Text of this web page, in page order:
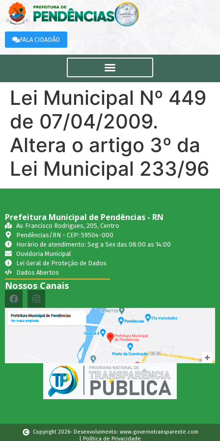
FALA CIDADÃO
Lei Municipal Nº 449
de 07/04/2009.
Altera o artigo 3º da
Lei Municipal 233/96
Prefeitura Municipal de Pendências - RN
Av. Francisco Rodrigues, 205, Centro
Pendências/RN - CEP: 59504-000
Horário de atendimento: Seg a Sex das 08:00 as 14:00
Ouvidoria Municipal
Lei Geral de Proteção de Dados
Dados Abertos
Nossos Canais
Copyright 2026- Desenvolvimento: www.governotransparente.com
| Política de Privacidade